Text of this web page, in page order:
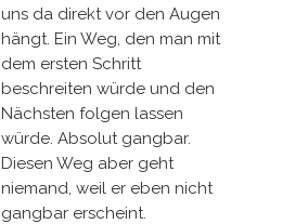
uns da direkt vor den Augen
hängt. Ein Weg, den man mit
dem ersten Schritt
beschreiten würde und den
Nächsten folgen lassen
würde. Absolut gangbar.
Diesen Weg aber geht
niemand, weil er eben nicht
gangbar erscheint.